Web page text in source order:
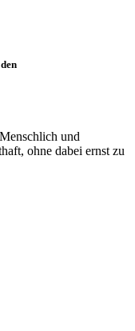
und
ohne dabei ernst zu